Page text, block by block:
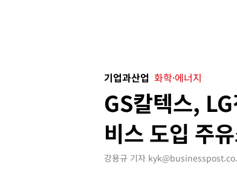
기업과산업 화학·에너지
GS칼텍스,
비스 도입 주
강용규 기자